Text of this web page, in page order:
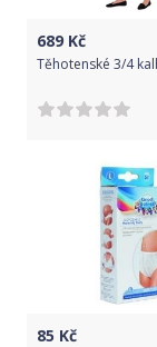
689 Kč
85 Kč